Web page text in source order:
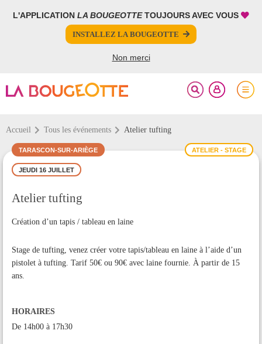
L'APPLICATION LA BOUGEOTTETOUJOURS AVEC VOUS
INSTALLEZ LA BOUGEOTTE
Non merci
Accueil Tous les événements Atelier tufting
ATELIER - STAGE
TARASCON-SUR-ARIÈGE
JEUDI 16 JUILLET
Atelier tufting
Création d’un tapis / tableau en laine
Stage de tufting, venez créer votre tapis/tableau en laine à l’aide d’un
pistolet à tufting. Tarif 50€ ou 90€ avec laine fournie. À partir de 15
ans.
HORAIRES
De 14h00 à 17h30
FERMER
PARTAGER
FERMER
Votre inscription à la newsletter a été effectuée.